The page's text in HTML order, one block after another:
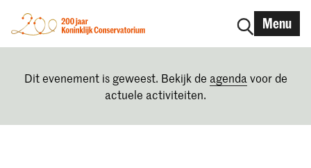
Menu
Dit evenement is geweest. Bekijk de agenda voor de
actuele activiteiten.